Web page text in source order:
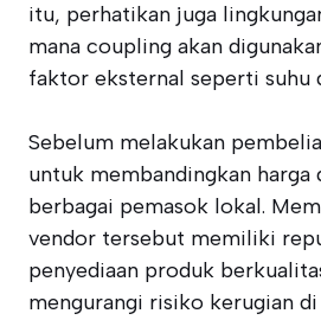
itu, perhatikan juga
mana coupling akan
faktor eksternal seperti suhu
Sebelum melakukan
untuk membandingkan harga
berbagai pemasok lokal.
vendor tersebut memiliki
penyediaan produk
mengurangi risiko kerugian di